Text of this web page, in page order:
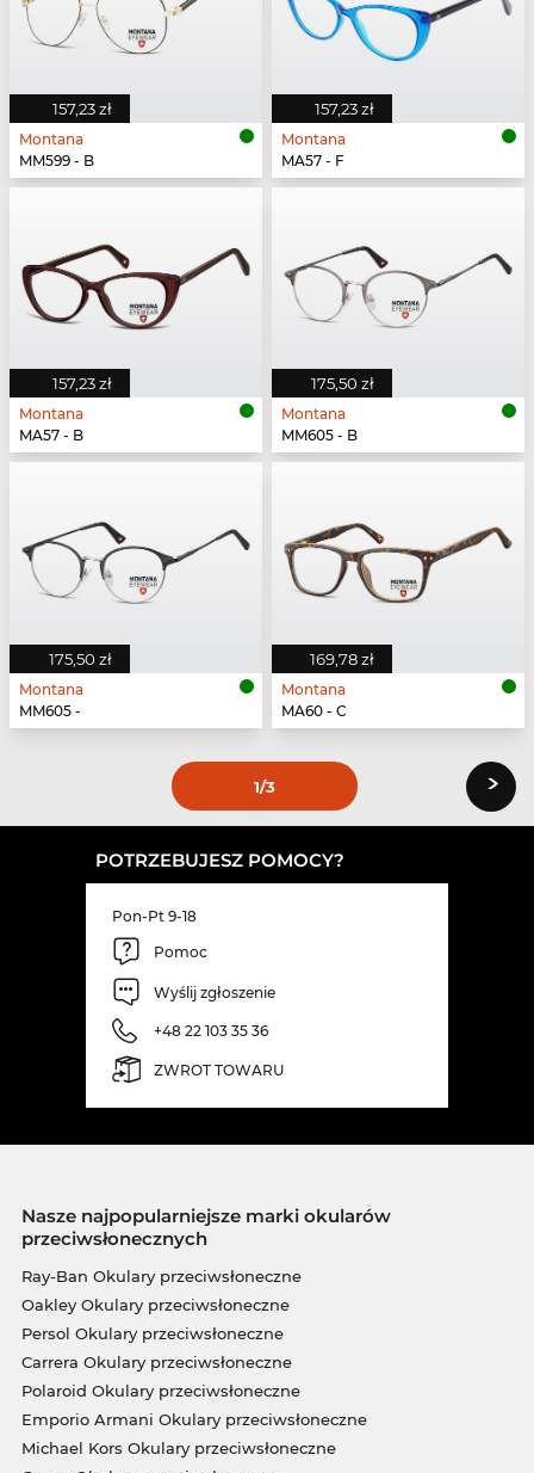
157,23 zł
Montana
MM599 - B
157,23 zł
Montana
MA57 - F
157,23 zł
Montana
MA57 - B
175,50 zł
Montana
MM605 - B
175,50 zł
Montana
MM605 -
169,78 zł
Montana
MA60 - C
1/3 ›
POTRZEBUJESZ POMOCY?
Pon-Pt 9-18
Pomoc
Wyślij zgłoszenie
+48 22 103 35 36
ZWROT TOWARU
Nasze najpopularniejsze marki okularów
przeciwsłonecznych
Ray-Ban Okulary przeciwsłoneczne
Oakley Okulary przeciwsłoneczne
Persol Okulary przeciwsłoneczne
Carrera Okulary przeciwsłoneczne
Polaroid Okulary przeciwsłoneczne
Emporio Armani Okulary przeciwsłoneczne
Michael Kors Okulary przeciwsłoneczne